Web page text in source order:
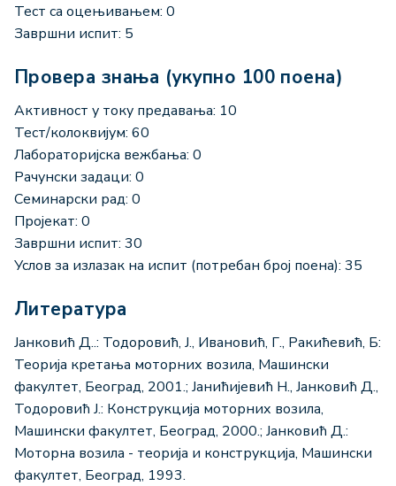
Тест са оцењивањем: 0
Завршни испит: 5
Провера знања (укупно 100 поена)
Активност у току предавања: 10
Тест/колоквијум: 60
Лабораторијска вежбања: 0
Рачунски задаци: 0
Семинарски рад: 0
Пројекат: 0
Завршни испит: 30
Услов за излазак на испит (потребан број поена): 35
Литература
Јанковић Д..: Тодоровић, Ј., Ивановић, Г., Ракићевић, Б:
Теорија кретања моторних возила, Машински
факултет, Београд, 2001.; Јанићијевић Н., Јанковић Д.,
Тодоровић Ј.: Конструкција моторних возила,
Машински факултет, Београд, 2000.; Јанковић Д.:
Моторна возила - теорија и конструкција, Машински
факултет, Београд, 1993.